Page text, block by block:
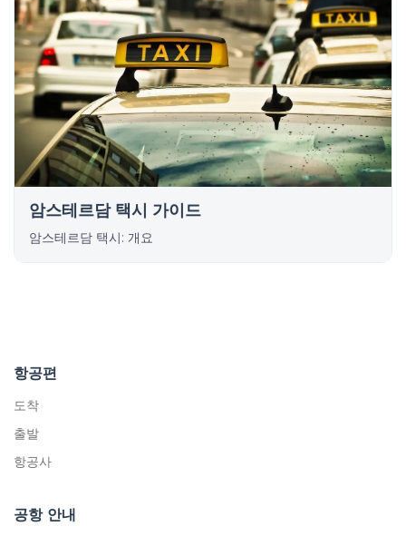
암스테르담 택시 가이드
암스테르담 택시: 개요
항공편
도착
출발
항공사
공항 안내